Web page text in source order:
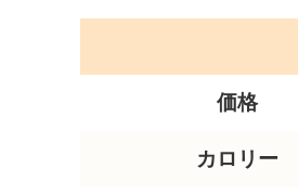
価格
カロリー